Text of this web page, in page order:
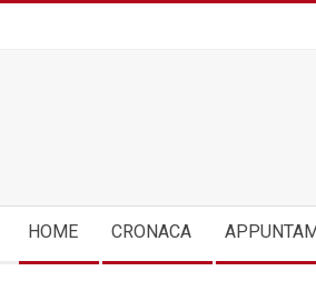
Navigation
Menu
HOME CRONACA